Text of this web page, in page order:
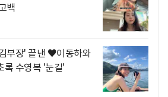
백
부장' 끝낸 ♥이동하와
록 수영복 '눈길'